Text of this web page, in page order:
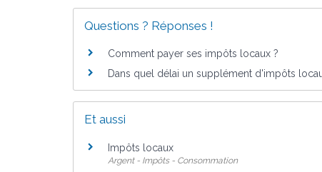
Questions ? Réponses !
Comment payer ses impôts locaux ?
Dans quel délai un supplément d'impôts
Et aussi
Impôts locaux
Argent - Impôts - Consommation